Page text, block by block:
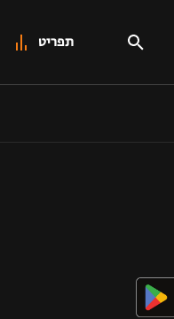
תפריט